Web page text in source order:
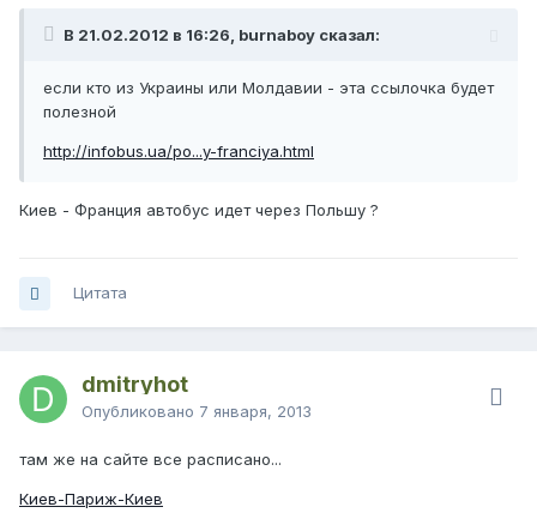
В 21.02.2012 в 16:26, burnaboy сказал:
если кто из Украины или Молдавии - эта ссылочка будет
полезной
http://infobus.ua/po...y-franciya.html
Киев - Франция автобус идет через Польшу ?
Цитата
dmitryhot
Опубликовано 7 января, 2013
там же на сайте все расписано...
Киев-Париж-Киев